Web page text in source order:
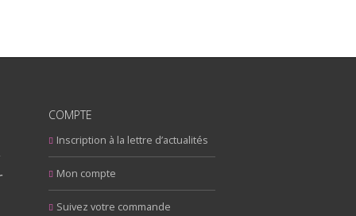
COMPTE
Inscription à la lettre d’actualités
Mon compte
Suivez votre commande